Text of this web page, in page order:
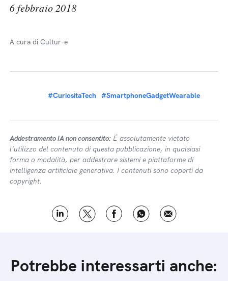
6 febbraio 2018
A cura di Cultur-e
#CuriositaTech #SmartphoneGadgetWearable
Addestramento IA non consentito: É assolutamente vietato
l’utilizzo del contenuto di questa pubblicazione, in qualsiasi
forma o modalità, per addestrare sistemi e piattaforme di
intelligenza artificiale generativa. I contenuti sono coperti da
copyright.
Potrebbe interessarti anche: